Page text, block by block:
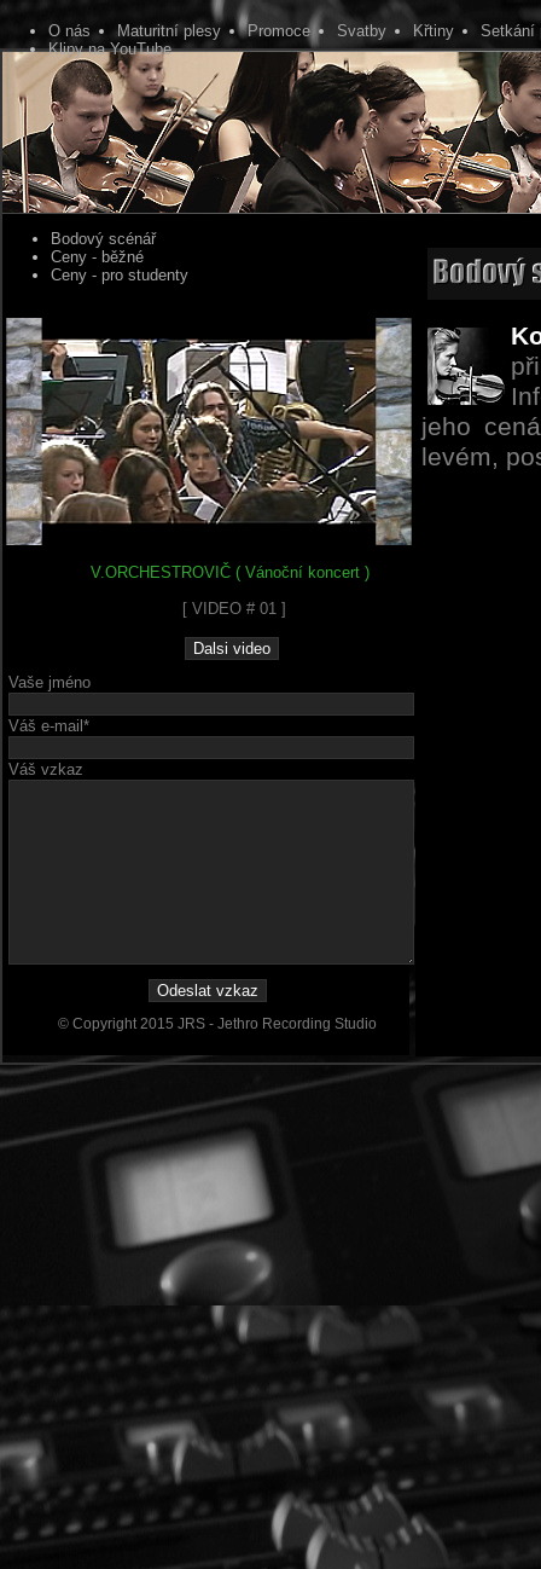
O nás Maturitní plesy Promoce Svatby Křtiny
Setkání
Klipy na YouTube
Bodový scénář
Ceny - běžné
Ceny - pro studenty
V.ORCHESTROVIČ ( Vánoční koncert )
[ VIDEO # 01 ]
Vaše jméno
Váš e-mail*
Váš vzkaz
© Copyright 2015 JRS - Jethro Recording Studio
jeho
levém,